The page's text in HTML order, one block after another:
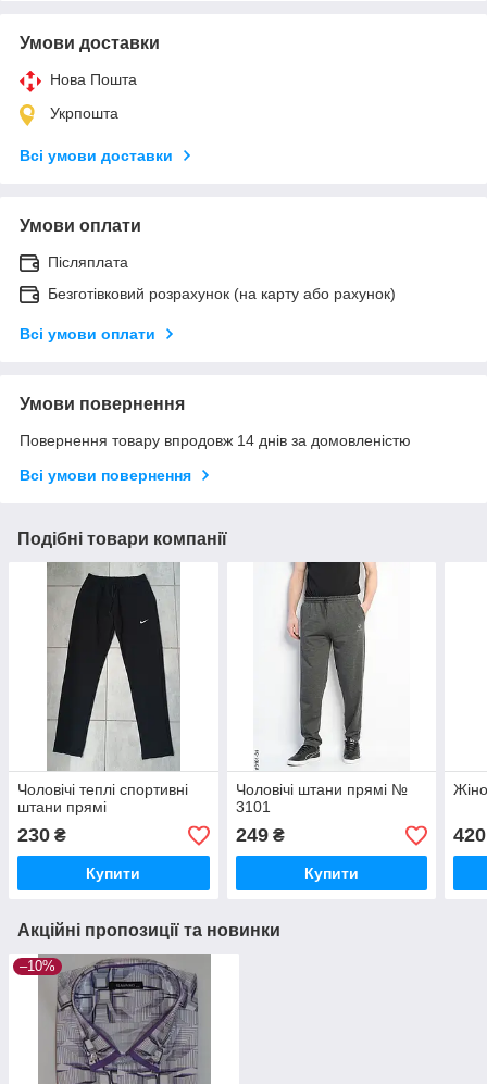
Умови доставки
Нова Пошта
Укрпошта
Всі умови доставки
Умови оплати
Післяплата
Безготівковий розрахунок (на карту або рахунок)
Всі умови оплати
Умови повернення
Повернення товару впродовж 14 днів за домовленістю
Всі умови повернення
Подібні товари компанії
Чоловічі теплі спортивні
штани прямі
230 ₴
Купити
Чоловічі штани прямі №
3101
249₴
Купити
420
Акційні пропозиції та новинки
–10%